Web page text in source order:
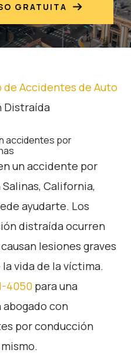
GRATUITA
de Accidentes de Auto
Distraída
un accidente por
California,
ayudarte. Los
distraída ocurren
lesiones graves
vida de la víctima.
4050 para una
con
por conducción